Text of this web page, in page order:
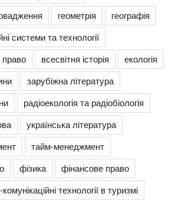
геометрія
географія
системи та технології
право
всесвітня історія
екологія
зарубіжна література
радіоекологія та радіобіологія
українська література
тайм-менеджмент
фізика
фінансове право
технології в туризмі